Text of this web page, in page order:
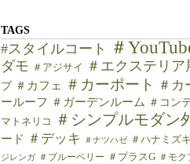
TAGS
#スタイルコート ＃
ダモ ＃アジサイ ＃エクステリア
ブ ＃カフェ ＃カーポート ＃カ
ールーフ ＃ガーデンルーム ＃コン
マトネリコ
＃シンプルモダン
ード
＃デッキ ＃ナツハゼ ＃ハナミズキ
ジレンガ
＃ブルーベリー ＃プラスG ＃モ